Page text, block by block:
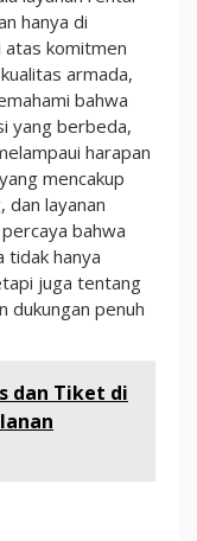
hanya di
atas komitmen
armada,
bahwa
yang berbeda,
harapan
mencakup
dan layanan
bahwa
tidak hanya
juga tentang
dukungan penuh
dan Tiket di